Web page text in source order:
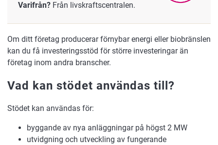
Varifrån? Från livskraftscentralen.
Om ditt företag producerar förnybar energi eller biobränslen
kan du få investeringsstöd för större investeringar än
företag inom andra branscher.
Vad kan stödet användas till?
Stödet kan användas för:
byggande av nya anläggningar på högst 2 MW
utvidgning och utveckling av fungerande